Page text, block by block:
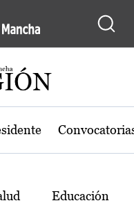
Castilla-La
Educación